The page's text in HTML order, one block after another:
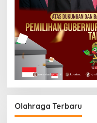
Olahraga Terbaru